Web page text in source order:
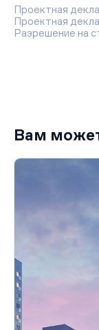
Проектная
Проектная
Разрешение на
Вам